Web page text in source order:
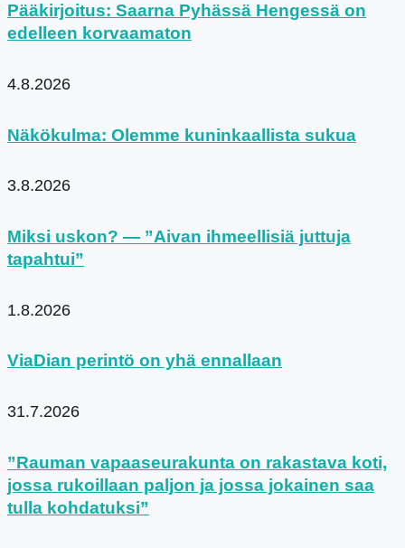
Pääkirjoitus: Saarna Pyhässä Hengessä on
edelleen korvaamaton
4.8.2026
Näkökulma: Olemme kuninkaallista sukua
3.8.2026
Miksi uskon? — ”Aivan ihmeellisiä juttuja
tapahtui”
1.8.2026
ViaDian perintö on yhä ennallaan
31.7.2026
”Rauman vapaaseurakunta on rakastava koti,
jossa rukoillaan paljon ja jossa jokainen saa
tulla kohdatuksi”